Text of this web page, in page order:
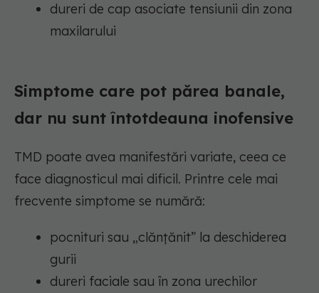
dureri de cap asociate tensiunii din zona
maxilarului
Simptome care pot părea banale,
dar nu sunt întotdeauna inofensive
TMD poate avea manifestări variate, ceea ce
face diagnosticul mai dificil. Printre cele mai
frecvente simptome se numără:
pocnituri sau „clănțănit” la deschiderea
gurii
dureri faciale sau în zona urechilor